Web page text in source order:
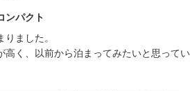
ご様子が伝わってきて、心温まる思い
くりのひとときに、当ホテルがお役立
く思います。もし観光や近隣のおすす
とがございましたら、いつでもお気軽
ンパクト
ました。
高く、以前から泊まってみたいと思ってい
、柔らかいお湯が気持ちよく、くつろげ